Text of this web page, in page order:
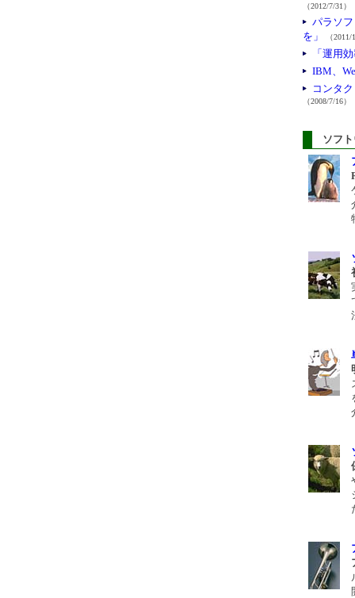
（2012/7/31）
パラソ
を」
（
「運用
IBM、
コンタ
（2008/7/16）
ソフ